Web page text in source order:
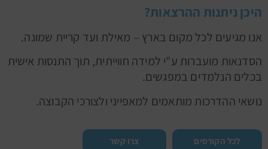
היכן ניתנות ההרצאות?
אנו מגיעים לכל מקום בארץ – מאילת ועד קריית שמונה.
הסדנאות מועברות ע"י למידה חווייתית, תוך התנסות אישית
בכלים הנלמדים במפגשים.
נושאי ההדרכות מותאמים למאפייני ולצורכי הקבוצה.
לכל הקורסים צרו קשר